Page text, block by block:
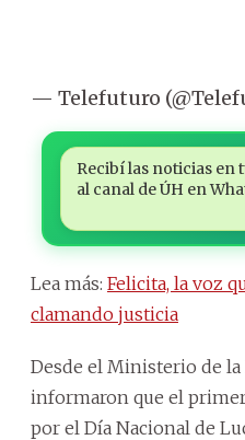
— Telefuturo
Recibí las noticias en
al canal de ÚH en
Lea más: Felicita, la voz
clamando justicia
Desde el Ministerio de
informaron que el
por el Día Nacional de